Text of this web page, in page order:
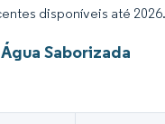
disponíveis até 2026.
Saborizada